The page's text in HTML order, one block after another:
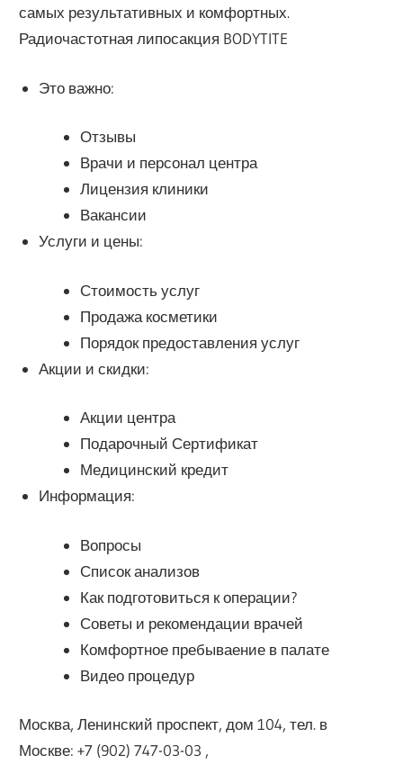
самых результативных и комфортных.
Радиочастотная липосакция BODYTITE
Это важно:
Отзывы
Врачи и персонал центра
Лицензия клиники
Вакансии
Услуги и цены:
Стоимость услуг
Продажа косметики
Порядок предоставления услуг
Акции и скидки:
Акции центра
Подарочный Сертификат
Медицинский кредит
Информация:
Вопросы
Список анализов
Как подготовиться к операции?
Советы и рекомендации врачей
Комфортное пребываение в палате
Видео процедур
Москва, Ленинский проспект, дом 104, тел. в
Москве: +7 (902) 747-03-03 ,